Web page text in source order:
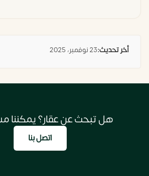
أخر تحديث:23 نوفمبر، 2025
هل تبحث عن عقار؟ يمكننا
اتصل بنا